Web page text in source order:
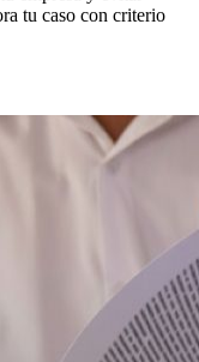
tu caso con criterio